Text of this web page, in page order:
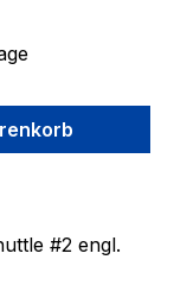
#2 engl.